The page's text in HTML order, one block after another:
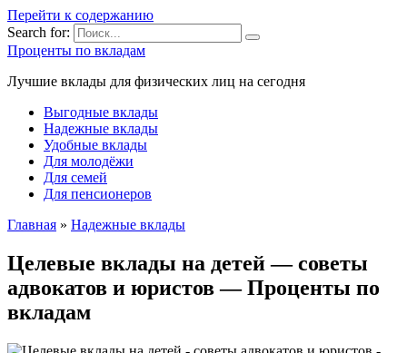
Перейти к содержанию
Search for:
Проценты по вкладам
Лучшие вклады для физических лиц на сегодня
Выгодные вклады
Надежные вклады
Удобные вклады
Для молодёжи
Для семей
Для пенсионеров
Главная » Надежные вклады
Целевые вклады на детей — советы
адвокатов и юристов — Проценты по
вкладам